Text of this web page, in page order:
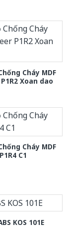
Cháy MDF
Xoan dao
Cháy MDF
P1R4 C1
KOS 101E